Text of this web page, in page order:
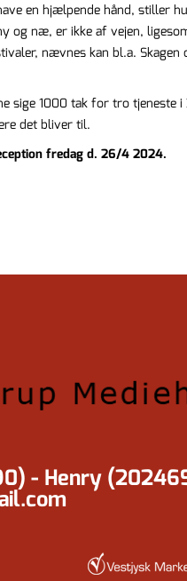
en hjælpende hånd, stiller
og næ, er ikke af vejen,
nævnes kan bl.a. Skagen
sige 1000 tak for tro tjeneste i
det bliver til.
fredag d. 26/4 2024.
- Henry